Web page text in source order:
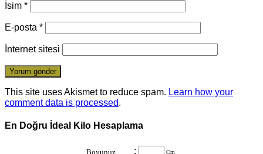
İsim *
E-posta *
İnternet sitesi
This site uses Akismet to reduce spam. Learn how your
comment data is processed.
En Doğru İdeal Kilo Hesaplama
Boyunuz : Cm